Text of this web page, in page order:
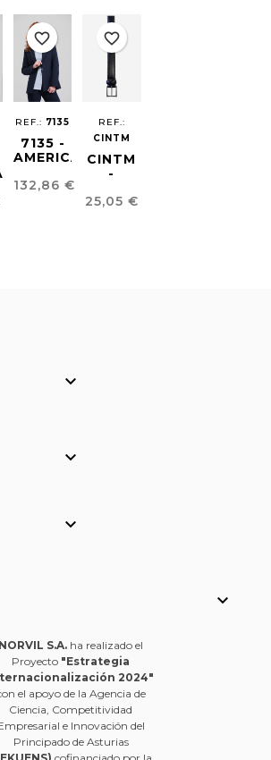
REF.: 7135
7135 -
AMERICANA
LANA
Precio
132,86 €
favorite_border
REF.:
CINTM
CINTM
-
HOMBRE
Precio
25,05 €
favorite_border




NORVIL S.A. ha realizado el
Proyecto "Estrategia
2024"
el apoyo de la Agencia de
Ciencia, Competitividad
e Innovación del
Principado de Asturias